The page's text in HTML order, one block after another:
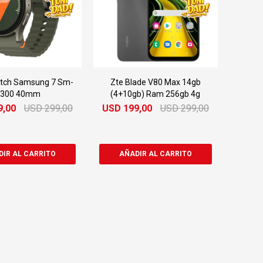
Samsung 7 Sm-
40mm
USD 299,00
Zte Blade V80 Max 14gb
(4+10gb) Ram 256gb 4g
USD 199,00 USD 299,00